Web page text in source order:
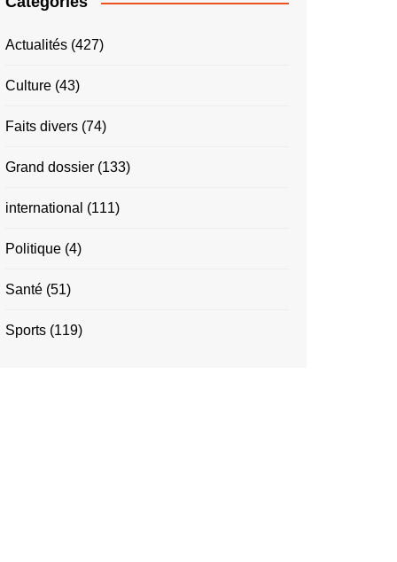
Actualités (427)
Culture (43)
Faits divers (74)
Grand dossier (133)
international (111)
Politique (4)
Santé (51)
Sports (119)